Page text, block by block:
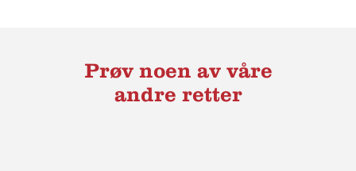
Prøv noen av våre
andre retter